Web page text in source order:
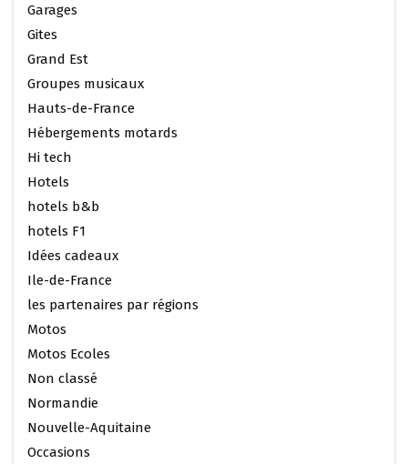
Garages
Gites
Grand Est
Groupes musicaux
Hauts-de-France
Hébergements motards
Hi tech
Hotels
hotels b&b
hotels F1
Idées cadeaux
Ile-de-France
les partenaires par régions
Motos
Motos Ecoles
Non classé
Normandie
Nouvelle-Aquitaine
Occasions